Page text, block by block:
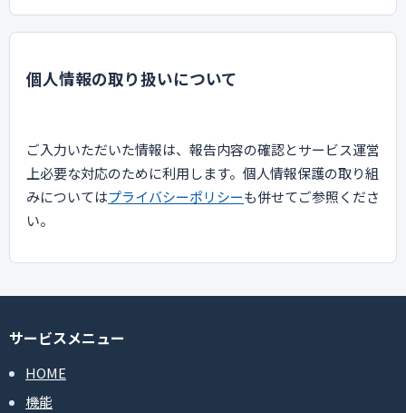
個人情報の取り扱いについて
ご入力いただいた情報は、報告内容の確認とサービス運営
上必要な対応のために利用します。個人情報保護の取り組
みについてはプライバシーポリシーも併せてご参照くださ
い。
サービスメニュー
HOME
機能